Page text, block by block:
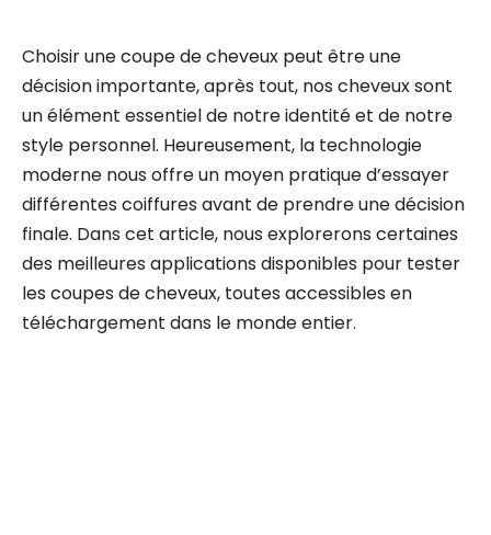
Choisir une coupe de cheveux peut être une
décision importante, après tout, nos cheveux sont
un élément essentiel de notre identité et de notre
style personnel. Heureusement, la technologie
moderne nous offre un moyen pratique d’essayer
différentes coiffures avant de prendre une décision
finale. Dans cet article, nous explorerons certaines
des meilleures applications disponibles pour tester
les coupes de cheveux, toutes accessibles en
téléchargement dans le monde entier.